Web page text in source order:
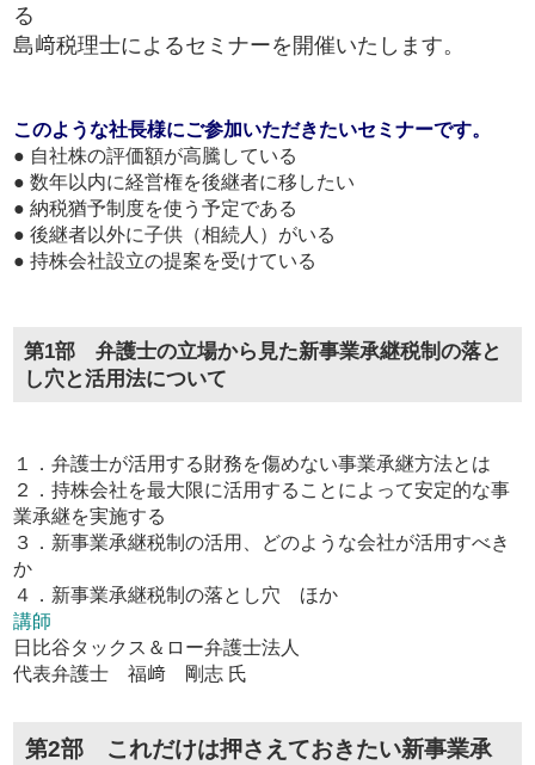
る
島﨑税理士によるセミナーを開催いたします。
このような社長様にご参加いただきたいセミナーです。
● 自社株の評価額が高騰している
● 数年以内に経営権を後継者に移したい
● 納税猶予制度を使う予定である
● 後継者以外に子供（相続人）がいる
● 持株会社設立の提案を受けている
第1部 弁護士の立場から見た新事業承継税制の落と
し穴と活用法について
１．弁護士が活用する財務を傷めない事業承継方法とは
２．持株会社を最大限に活用することによって安定的な事
業承継を実施する
３．新事業承継税制の活用、どのような会社が活用すべき
か
４．新事業承継税制の落とし穴 ほか
講師
日比谷タックス＆ロー弁護士法人
代表弁護士 福﨑 剛志 氏
第2部 これだけは押さえておきたい新事業承